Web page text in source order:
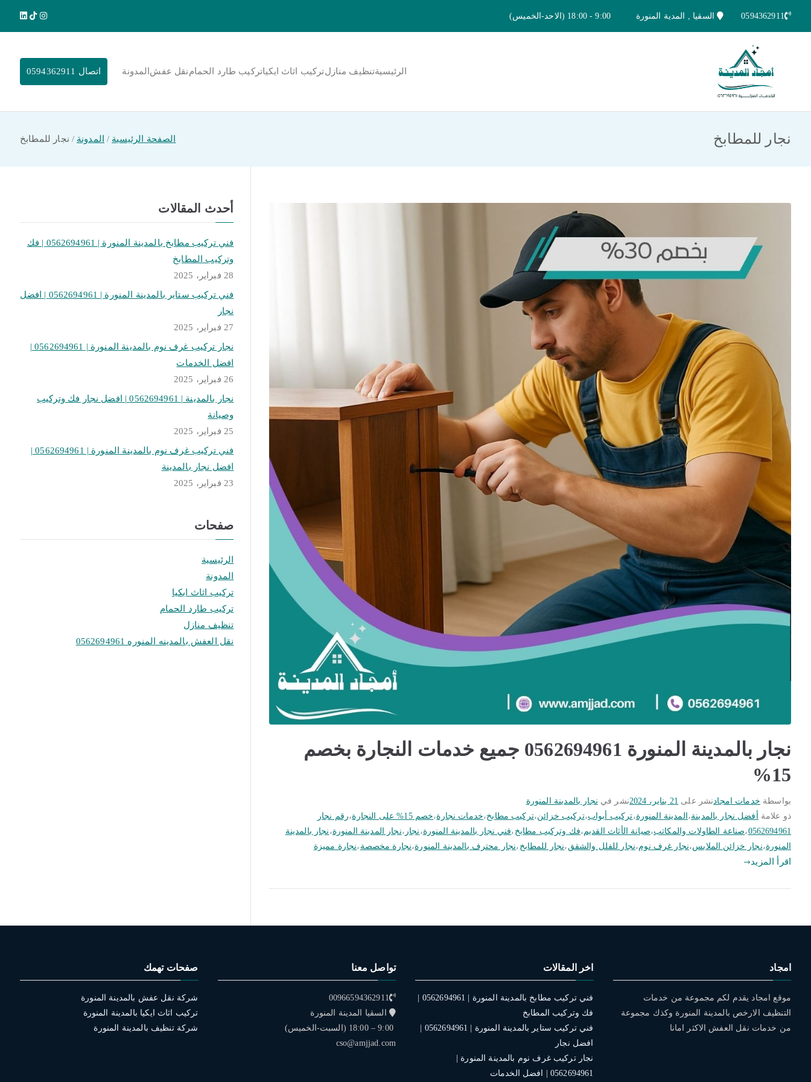
0594362911 السقيا , المدية المنورة
الرئيسيةتنظيف منازلتركيب اثاث ايكياتركيب طارد الحمامنقل عفش المدونة اتصال 0594362911
نجار للمطابخ الصفحة الرئيسية المدونة نجار للمطابخ
نجار بالمدينة المنورة 0562694961 جميع خدمات النجارة بخصم
15%
بواسطة خدمات امجادنشر على 21 يناير، 2024 نشر في نجار بالمدينة المنورة
ذو علامة
أفضل نجار بالمدينة، المدينة المنورة،تركيب أبواب،تركيب خزائن،تركيب مطابخ،خدمات نجارة،خصم 15% على النجارة ،رقم نجار
0562694961،صناعة الطاولات والمكاتب،صيانة الأثاث القديم،فك وتركيب مطابخ ،فني نجار بالمدينة المنورة، نجار ،نجار المدينة المنورة، نجار بالمدينة
المنورة،نجار خزائن الملابس،نجار غرف نوم،نجار للفلل والشقق،نجار للمطابخ ،نجار محترف بالمدينة المنورة،نجارة مخصصة ،نجارة مميزة
اقرأ المزيد
أحدث المقالات
فني تركيب مطابخ بالمدينة المنورة | 0562694961 | فك
وتركيب المطابخ
28 فبراير، 2025
فني تركيب ستاير بالمدينة المنورة | 0562694961 | افضل
نجار
27 فبراير، 2025
نجار تركيب غرف نوم بالمدينة المنورة | 0562694961 |
افضل الخدمات
26 فبراير، 2025
نجار بالمدينة | 0562694961 | افضل نجار فك وتركيب
وصيانة
25 فبراير، 2025
فني تركيب غرف نوم بالمدينة المنورة | 0562694961 |
افضل نجار بالمدينة
23 فبراير، 2025
صفحات
الرئيسية
المدونة
تركيب اثاث ايكيا
تركيب طارد الحمام
تنظيف منازل
نقل العفش بالمدينه المنوره 0562694961
امجاد
موقع امجاد يقدم لكم مجموعة من خدمات
التنظيف الارخص بالمدينة المنورة وكذك مجموعة
من خدمات نقل العفش الاكثر امانا
اخر المقالات
فك وتركيب المطابخ
افضل نجار
نجار تركيب غرف نوم بالمدينة المنورة |
0562694961 | افضل الخدمات
تواصل معنا
00966594362911
السقيا المدينة المنورة
9:00 – 18:00 (السبت-الخميس)
cso@amjjad.com
صفحات تهمك
شركة نقل عفش بالمدينة المنورة
تركيب اثاث ايكيا بالمدينة المنورة
شركة تنظيف بالمدينة المنورة